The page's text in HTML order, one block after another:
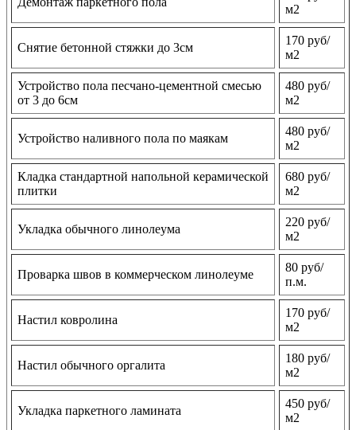
м2
Снятие бетонной стяжки до 3см
170 руб/
м2
Устройство пола песчано-цементной смесью
от 3 до 6см
480 руб/
м2
Устройство наливного пола по маякам
480 руб/
м2
Кладка стандартной напольной керамической
плитки
680 руб/
м2
Укладка обычного линолеума
220 руб/
м2
Проварка швов в коммерческом линолеуме
80 руб/
п.м.
Настил ковролина
170 руб/
м2
Настил обычного оргалита
180 руб/
м2
Укладка паркетного ламината
450 руб/
м2